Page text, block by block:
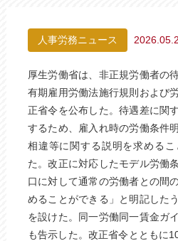
人事労務ニュース
厚生労働省は、非正規労働者の
有期雇用労働法施行規則および
正省令を公布した。待遇差に関
するため、雇入れ時の労働条件
相違等に関する説明を求める
た。改正に対応したモデル労働
口に対して通常の労働者との間
めることができる」と明記した
を設けた。同一労働同一賃金ガ
も告示した。改正省令とともに